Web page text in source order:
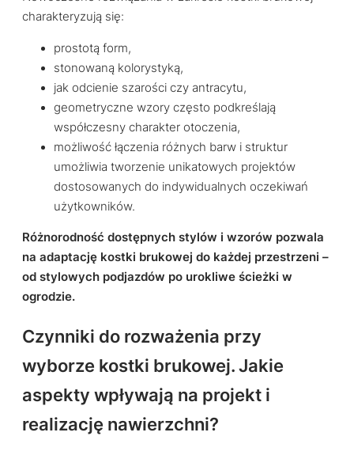
charakteryzują się:
prostotą form,
stonowaną kolorystyką,
jak odcienie szarości czy antracytu,
geometryczne wzory często podkreślają
współczesny charakter otoczenia,
możliwość łączenia różnych barw i struktur
umożliwia tworzenie unikatowych projektów
dostosowanych do indywidualnych oczekiwań
użytkowników.
Różnorodność dostępnych stylów i wzorów pozwala
na adaptację kostki brukowej do każdej przestrzeni –
od stylowych podjazdów po urokliwe ścieżki w
ogrodzie.
Czynniki do rozważenia przy
wyborze kostki brukowej. Jakie
aspekty wpływają na projekt i
realizację nawierzchni?